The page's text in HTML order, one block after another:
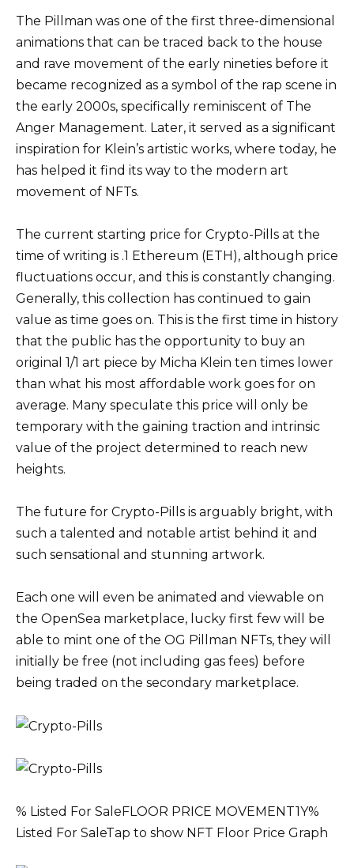
The Pillman was one of the first three-dimensional
animations that can be traced back to the house
and rave movement of the early nineties before it
became recognized as a symbol of the rap scene in
the early 2000s, specifically reminiscent of The
Anger Management. Later, it served as a significant
inspiration for Klein’s artistic works, where today, he
has helped it find its way to the modern art
movement of NFTs.
The current starting price for Crypto-Pills at the
time of writing is .1 Ethereum (ETH), although price
fluctuations occur, and this is constantly changing.
Generally, this collection has continued to gain
value as time goes on. This is the first time in history
that the public has the opportunity to buy an
original 1/1 art piece by Micha Klein ten times lower
than what his most affordable work goes for on
average. Many speculate this price will only be
temporary with the gaining traction and intrinsic
value of the project determined to reach new
heights.
The future for Crypto-Pills is arguably bright, with
such a talented and notable artist behind it and
such sensational and stunning artwork.
Each one will even be animated and viewable on
the OpenSea marketplace, lucky first few will be
able to mint one of the OG Pillman NFTs, they will
initially be free (not including gas fees) before
being traded on the secondary marketplace.
% Listed For SaleFLOOR PRICE MOVEMENT1Y%
Listed For SaleTap to show NFT Floor Price Graph